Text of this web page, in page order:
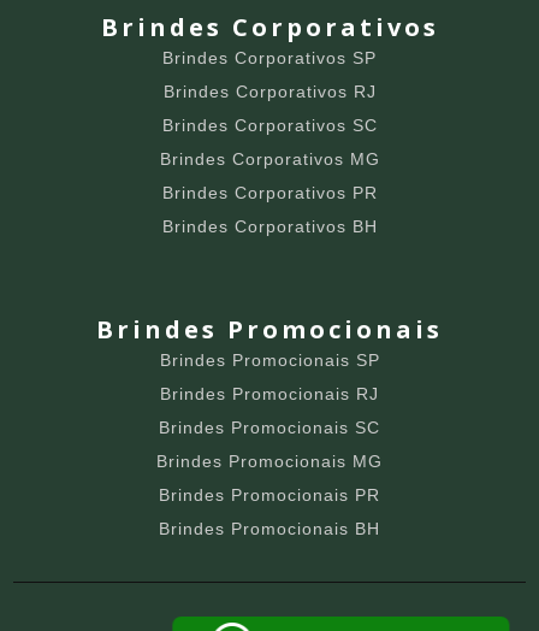
Brindes Corporativos
Brindes Corporativos SP
Brindes Corporativos RJ
Brindes Corporativos SC
Brindes Corporativos MG
Brindes Corporativos PR
Brindes Corporativos BH
Brindes Promocionais
Brindes Promocionais SP
Brindes Promocionais RJ
Brindes Promocionais SC
Brindes Promocionais MG
Brindes Promocionais PR
Brindes Promocionais BH